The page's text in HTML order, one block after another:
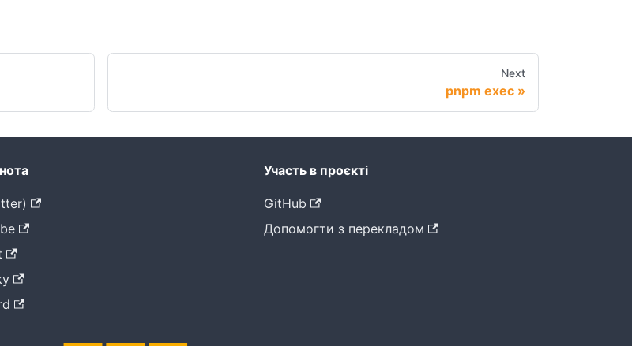
Next
pnpm exec
Участь в проєкті
GitHub
Допомогти з перекладом